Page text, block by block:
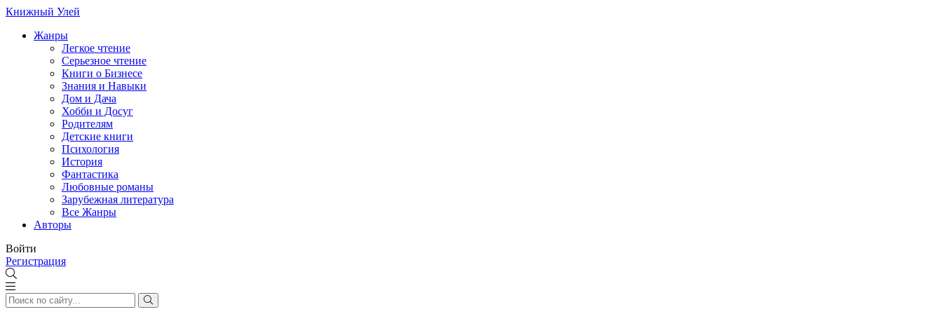
Книжный Улей
Жанры
Легкое чтение
Серьезное чтение
Книги о Бизнесе
Знания и Навыки
Дом и Дача
Хобби и Досуг
Родителям
Детские книги
Психология
История
Фантастика
Любовные романы
Зарубежная литература
Все Жанры
Авторы
Войти
Регистрация